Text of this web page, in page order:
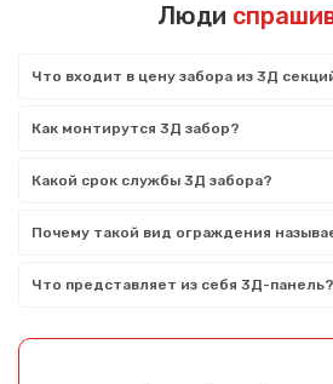
Люди
Что входит в цену забора из 3Д
Как монтирутся 3Д забор?
Какой срок службы 3Д забора?
Почему такой вид ограждения
Что представляет из себя 3Д-панель?